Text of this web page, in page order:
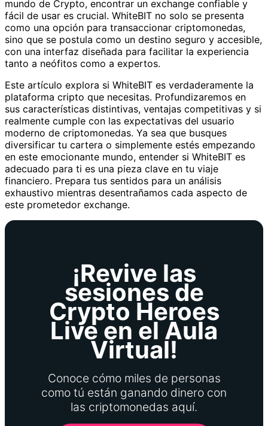
mundo de Crypto, encontrar un exchange confiable y
fácil de usar es crucial. WhiteBIT no solo se presenta
como una opción para transaccionar criptomonedas,
sino que se postula como un destino seguro y accesible,
con una interfaz diseñada para facilitar la experiencia
tanto a neófitos como a expertos.
Este artículo explora si WhiteBIT es verdaderamente la
plataforma cripto que necesitas. Profundizaremos en
sus características distintivas, ventajas competitivas y si
realmente cumple con las expectativas del usuario
moderno de criptomonedas. Ya sea que busques
diversificar tu cartera o simplemente estés empezando
en este emocionante mundo, entender si WhiteBIT es
adecuado para ti es una pieza clave en tu viaje
financiero. Prepara tus sentidos para un análisis
exhaustivo mientras desentrañamos cada aspecto de
este prometedor exchange.
¡Revive las
sesiones de
Crypto Heroes
Live en el Aula
Virtual!
Conoce cómo miles de personas
como tú están ganando dinero con
las criptomonedas aquí.